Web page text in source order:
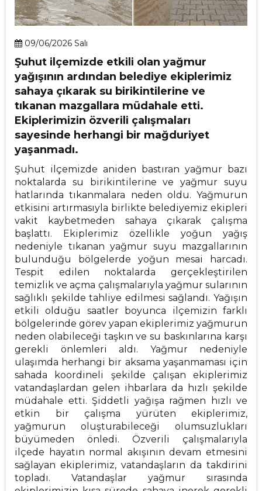
09/06/2026 Salı
Şuhut ilçemizde etkili olan yağmur
yağışının ardından belediye ekiplerimiz
sahaya çıkarak su birikintilerine ve
tıkanan mazgallara müdahale etti.
Ekiplerimizin özverili çalışmaları
sayesinde herhangi bir mağduriyet
yaşanmadı.
Şuhut ilçemizde aniden bastıran yağmur bazı
noktalarda su birikintilerine ve yağmur suyu
hatlarında tıkanmalara neden oldu. Yağmurun
etkisini artırmasıyla birlikte belediyemiz ekipleri
vakit kaybetmeden sahaya çıkarak çalışma
başlattı. Ekiplerimiz özellikle yoğun yağış
nedeniyle tıkanan yağmur suyu mazgallarının
bulunduğu bölgelerde yoğun mesai harcadı.
Tespit edilen noktalarda gerçekleştirilen
temizlik ve açma çalışmalarıyla yağmur sularının
sağlıklı şekilde tahliye edilmesi sağlandı. Yağışın
etkili olduğu saatler boyunca ilçemizin farklı
bölgelerinde görev yapan ekiplerimiz yağmurun
neden olabileceği taşkın ve su baskınlarına karşı
gerekli önlemleri aldı. Yağmur nedeniyle
ulaşımda herhangi bir aksama yaşanmaması için
sahada koordineli şekilde çalışan ekiplerimiz
vatandaşlardan gelen ihbarlara da hızlı şekilde
müdahale etti. Şiddetli yağışa rağmen hızlı ve
etkin bir çalışma yürüten ekiplerimiz,
yağmurun oluşturabileceği olumsuzlukları
büyümeden önledi. Özverili çalışmalarıyla
ilçede hayatın normal akışının devam etmesini
sağlayan ekiplerimiz, vatandaşların da takdirini
topladı. Vatandaşlar yağmur sırasında